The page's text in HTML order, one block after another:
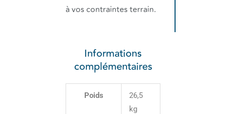
à vos contraintes terrain.
Informations
complémentaires
Poids
26,5
kg